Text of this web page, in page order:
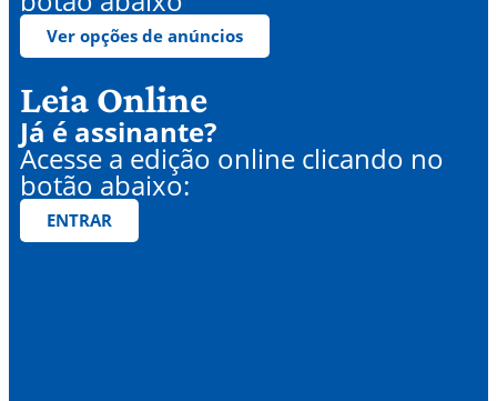
Ver opções de anúncios
Leia Online
Já é assinante?
Acesse a edição online clicando no
botão abaixo:
ENTRAR